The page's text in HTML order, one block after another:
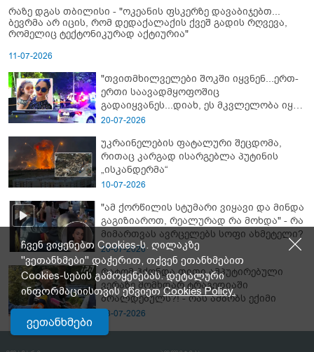
რაზე დგას თბილისი - "ოკეანის ფსკერზე დავაბიჯებთ...
ბევრმა არ იცის, რომ დედაქალაქის ქვეშ გადის რღვევა,
რომელიც ტექტონიკურად აქტიურია"
11-07-2026
"თვითმხილველები შოკში იყვნენ...ერთ-
ერთი საავადმყოფოშიც
გადაიყვანეს...დიახ, ეს მკვლელობა იყო"
- გორში დატრიალებული ტრაგედიის
20-07-2026
უკრაინელების ფატალური შეცდომა,
რითაც კარგად ისარგებლა პუტინის
„ისკანდერმა“
10-07-2026
"ამ ქორწილის სტუმარი ვიყავი და მინდა
გაგიზიაროთ, რეალურად რა მოხდა" - რა
მიმართვას ავრცელებს სოფი ახმეტელი?
20-07-2026
რატომ ჰქონდა თითი ამპუტირებული
ვერაზე მომხდარ ტრაგედიაში
ბრალდებულს?! - რას ამბობს ექიმი
23-07-2026
ჩვენ ვიყენებთ Cookies-ს. ღილაკზე
"ვეთანხმები" დაჭერით, თქვენ ეთანხმებით
Cookies-სების გამოყენებას. დეტალური
ინფორმაციისთვის ეწვიეთCookies Policy.
ვეთანხმები